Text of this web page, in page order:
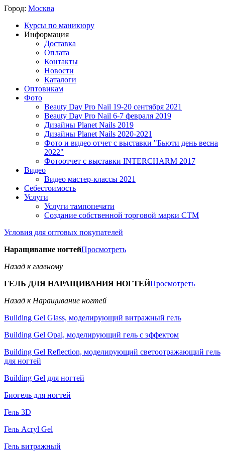
Город: Москва
Курсы по маникюру
Информация
Доставка
Оплата
Контакты
Новости
Каталоги
Оптовикам
Фото
Beauty Day Pro Nail 19-20 сентября 2021
Beauty Day Pro Nail 6-7 февраля 2019
Дизайны Planet Nails 2019
Дизайны Planet Nails 2020-2021
Фото и видео отчет с выставки "Бьюти день весна
2022"
Фотоотчет с выставки INTERCHARM 2017
Видео
Видео мастер-классы 2021
Себестоимость
Услуги
Услуги тампопечати
Создание собственной торговой марки СТМ
Условия для оптовых покупателей
Наращивание ногтейПросмотреть
Назад к главному
ГЕЛЬ ДЛЯ НАРАЩИВАНИЯ НОГТЕЙПросмотреть
Назад к Наращивание ногтей
Building Gel Glass, моделирующий витражный гель
Building Gel Opal, моделирующий гель с эффектом
Building Gel Reflection, моделирующий светоотражающий гель
для ногтей
Building Gel для ногтей
Биогель для ногтей
Гель 3D
Гель Acryl Gel
Гель витражный